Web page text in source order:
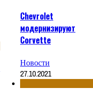
Chevrolet
модернизируют
Corvette
Новости
27.10.2021